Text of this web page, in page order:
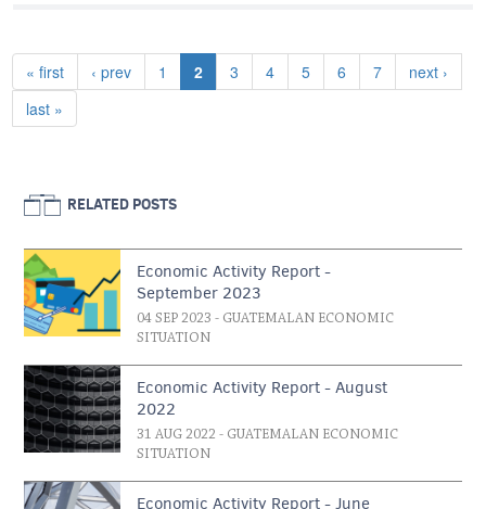
First page
« first Previous page
‹ prev Page
1 Current page
2 Page
3 Page
4 Page
5 Page
6 Page
7 Next page
next ›
Last page
last »
RELATED POSTS
Economic Activity Report -
September 2023
04 SEP 2023 - GUATEMALAN ECONOMIC
SITUATION
Economic Activity Report - August
2022
31 AUG 2022 - GUATEMALAN ECONOMIC
SITUATION
Economic Activity Report - June